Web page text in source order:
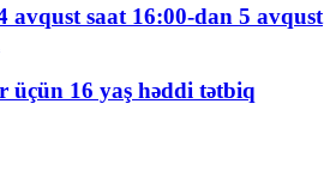
avqust saat 16:00-dan 5 avqust
üçün 16 yaş həddi tətbiq